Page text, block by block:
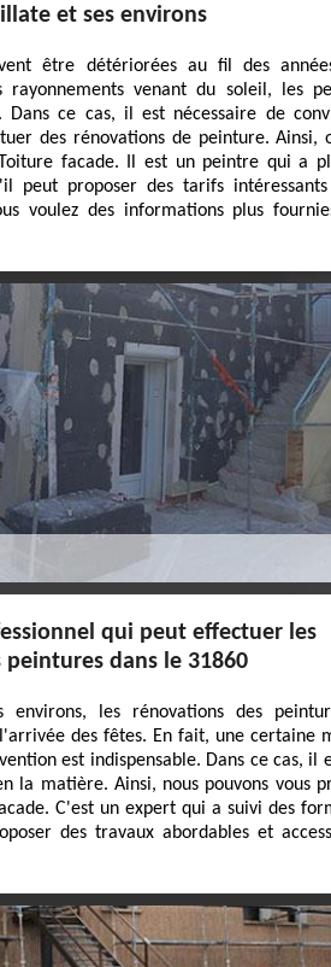
et ses environs
être détériorées au fil des
venant du soleil, les
Dans ce cas, il est nécessaire de
des rénovations de peinture. Ainsi,
facade. Il est un peintre qui a
peut proposer des tarifs
voulez des informations plus
qui peut effectuer les
dans le 31860
les rénovations des
des fêtes. En fait, une certaine
est indispensable. Dans ce cas, il
la matière. Ainsi, nous pouvons vous
C'est un expert qui a suivi des
des travaux abordables et